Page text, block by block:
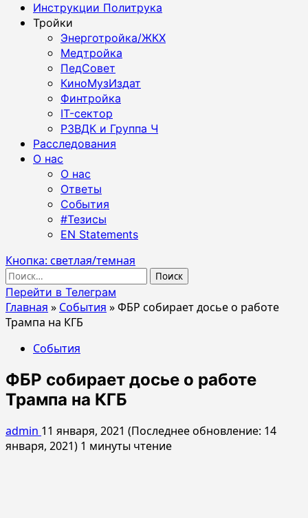
Инструкции Политрука
Тройки
Энерготройка/ЖКХ
Медтройка
ПедСовет
КиноМузИздат
Финтройка
IT-сектор
РЗВДК и Группа Ч
Расследования
О нас
О нас
Ответы
События
#Тезисы
EN Statements
Кнопка: светлая/темная
Найти:
Перейти в Телеграм
Главная » События »ФБР собирает досье о работе
Трампа на КГБ
События
ФБР собирает досье о работе
Трампа на КГБ
admin 11 января, 2021 (Последнее обновление: 14
января, 2021) 1 минуты чтение